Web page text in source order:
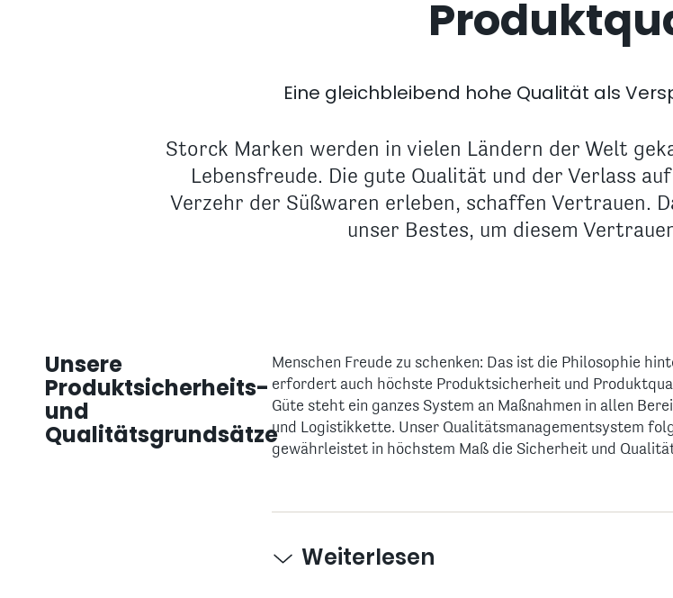
Eine gleichbleibend hohe Qualität als
Storck Marken werden in vielen Ländern der Welt
Lebensfreude. Die gute Qualität und der Verlass
Verzehr der Süßwaren erleben, schaffen Vertrauen.
unser Bestes, um diesem
Unsere
Produktsicherheits-
und
Qualitätsgrundsätze
Menschen Freude zu schenken: Das ist die Philosophie
erfordert auch höchste Produktsicherheit und
Güte steht ein ganzes System an Maßnahmen in allen
und Logistikkette. Unser Qualitätsmanagementsystem
gewährleistet in höchstem Maß die Sicherheit und
Weiterlesen